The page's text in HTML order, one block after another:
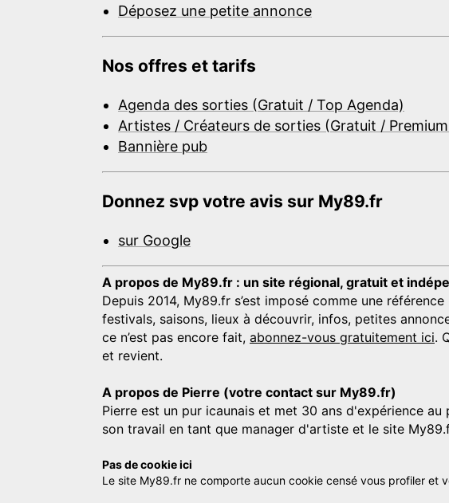
Déposez une petite annonce
Nos offres et tarifs
Agenda des sorties (Gratuit / Top Agenda)
Artistes / Créateurs de sorties (Gratuit /
Bannière pub
Donnez svp votre avis sur My89.fr
sur Google
A propos de My89.fr : un site régional, gratuit et
Depuis 2014, My89.fr s’est imposé comme une
festivals, saisons, lieux à découvrir, infos, petites
ce n’est pas encore fait, abonnez-vous gratuitement ici.
et revient.
A propos de Pierre (votre contact sur My89.fr)
Pierre est un pur icaunais et met 30 ans d'expérience
son travail en tant que manager d'artiste et le site
Pas de cookie ici
Le site My89.fr ne comporte aucun cookie censé vous profiler et